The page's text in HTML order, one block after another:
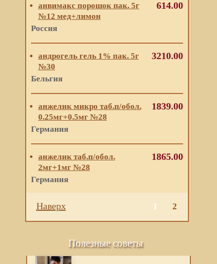
анвимакс порошок пак. 5г
№12 мед+лимон
Россия
614.00
андрогель гель 1% пак. 5г
№30
Бельгия
3210.00
анжелик микро таб.п/обол.
0.25мг+0.5мг №28
Германия
1839.00
анжелик таб.п/обол.
2мг+1мг №28
Германия
1865.00
Наверх 1 2
Полезные советы